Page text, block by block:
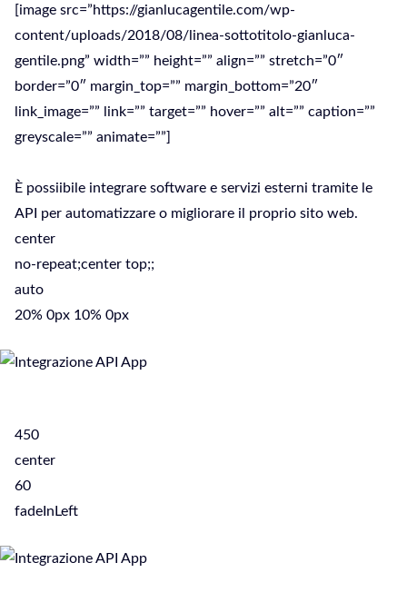
[image src=”https://gianlucagentile.com/wp-
content/uploads/2018/08/linea-sottotitolo-gianluca-
gentile.png” width=”” height=”” align=”” stretch=”0″
border=”0″ margin_top=”” margin_bottom=”20″
link_image=”” link=”” target=”” hover=”” alt=”” caption=””
greyscale=”” animate=””]
È possiibile integrare software e servizi esterni tramite le
API per automatizzare o migliorare il proprio sito web.
center
no-repeat;center top;;
auto
20% 0px 10% 0px
450
center
60
fadeInLeft